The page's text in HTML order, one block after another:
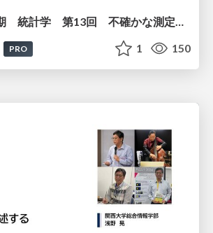
2026年度春学期 統計学 第13回 不確かな測定の不確かさを測る ― 不偏分散とt分布 (2026. 6. 25)
PRO 1 150